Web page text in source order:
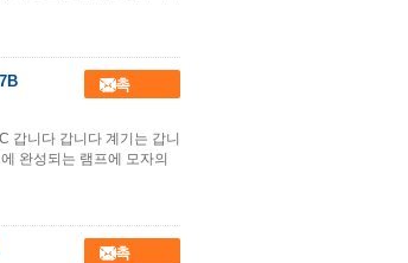
접촉
갑니다 갑니다 계기는 갑니
완성되는 램프에 모자의
접촉